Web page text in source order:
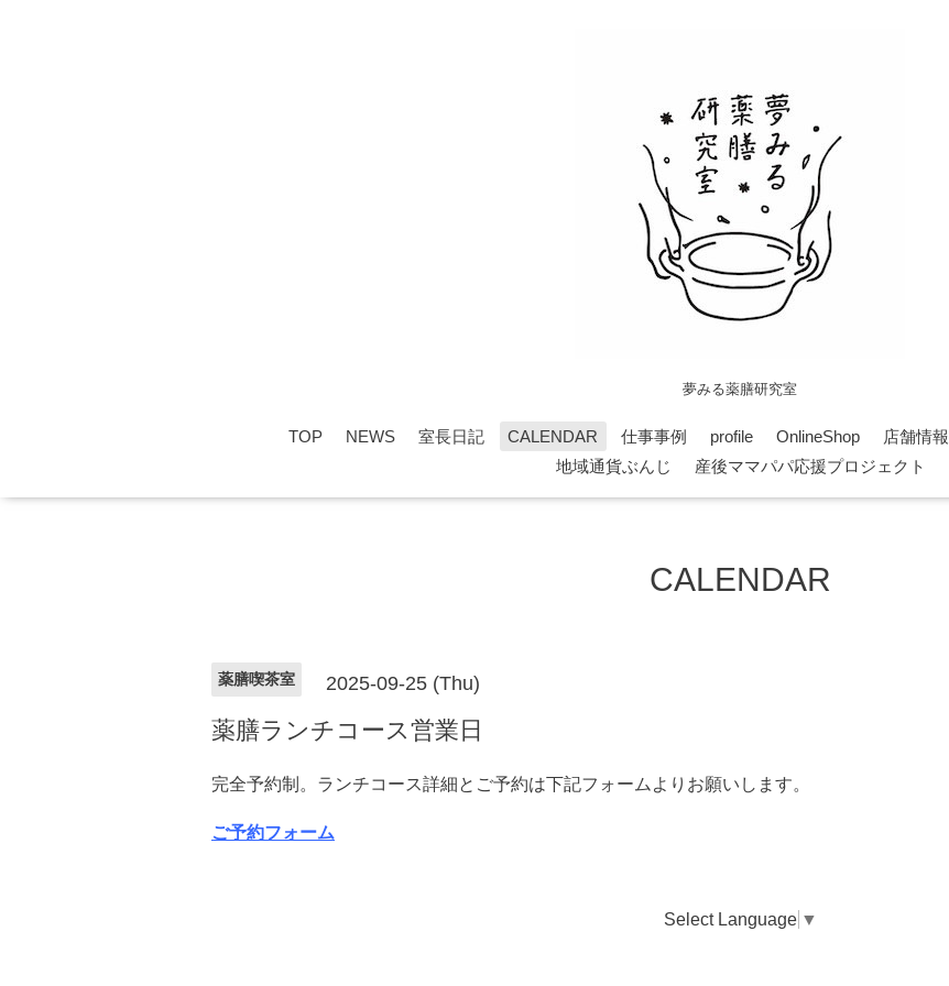
夢みる薬膳研究室
TOP NEWS 室長日記 CALENDAR 仕事事例 profile OnlineShop 店舗情報
地域通貨ぶんじ
産後ママパパ応援プロジェクト
CALENDAR
薬膳喫茶室 2025-09-25 (Thu)
薬膳ランチコース営業日
完全予約制。ランチコース詳細とご予約は下記フォームよりお願いします。
ご予約フォーム
Select Language ▼